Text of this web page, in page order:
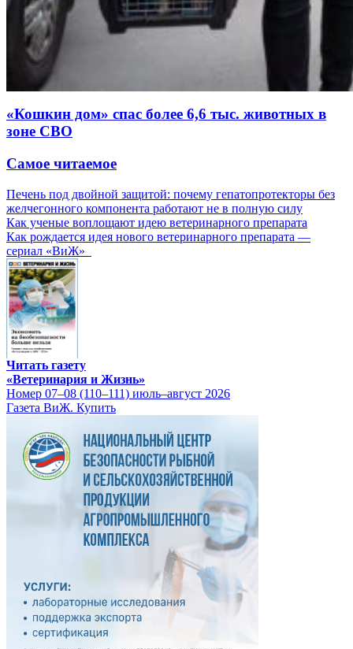
«Кошкин дом» спас более 6,6 тыс. животных в
зоне СВО
Самое читаемое
Печень под двойной защитой: почему гепатопротекторы без
желчегонного компонента работают не в полную силу
Как ученые воплощают идею ветеринарного препарата
Как рождается идея нового ветеринарного препарата —
сериал «ВиЖ»
Читать газету
«Ветеринария и Жизнь»
Номер 07–08 (110–111) июль–август 2026
Газета ВиЖ. Купить